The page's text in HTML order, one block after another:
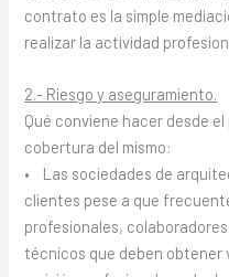
contrato es la simple
realizar la actividad
2.- Riesgo y aseguramiento.
Qué conviene hacer desde
cobertura del mismo:
• Las sociedades de
clientes pese a que
profesionales,
técnicos que deben obtener